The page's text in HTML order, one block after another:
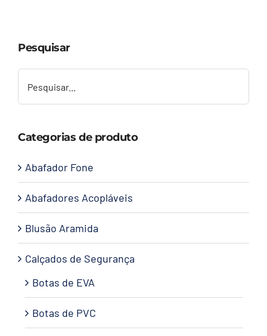
Contato
Pesquisar
Categorias de produto
Abafador Fone
Abafadores Acopláveis
Blusão Aramida
Calçados de Segurança
Botas de EVA
Botas de PVC